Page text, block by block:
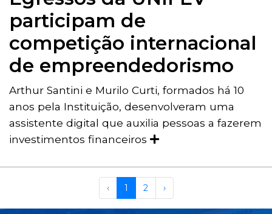
participam de
competição internacional
de empreendedorismo
Arthur Santini e Murilo Curti, formados há 10
anos pela Instituição, desenvolveram uma
assistente digital que auxilia pessoas a fazerem
investimentos financeiros
‹ 1 2 ›